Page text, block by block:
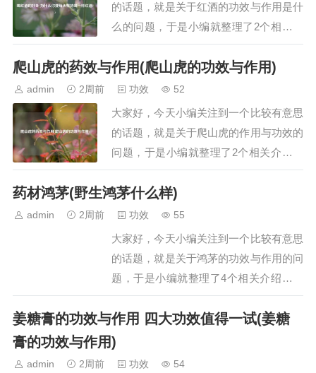
的话题，就是关于红酒的功效与作用是什
么的问题，于是小编就整理了2个相关介
绍红酒的功效与作用是什么的解答，让我
们一起看看吧。文章目录：喝红酒的好处
为什么你要每天坚持喝一杯红酒?一、喝
红酒的好处喝红酒的好处主要包括补充营
养、产生保健效果、美容养颜以及促进睡
眠，具体如下…
爬山虎的药效与作用(爬山虎的功效与作用)
admin 2周前 功效 52
大家好，今天小编关注到一个比较有意思
的话题，就是关于爬山虎的作用与功效的
问题，于是小编就整理了2个相关介绍爬
山虎的作用与功效的解答，让我们一起看
看吧。文章目录：爬山虎的药效与作用爬
山虎的功效与作用一、爬山虎的药效与作
用爬山虎具有祛风通络、活血解毒的药
效，可治疗风湿关节痛，外用可治疗跌打
损伤、痈疖肿毒…
药材鸿茅(野生鸿茅什么样)
admin 2周前 功效 55
大家好，今天小编关注到一个比较有意思
的话题，就是关于鸿茅的功效与作用的问
题，于是小编就整理了4个相关介绍鸿茅
的功效与作用的解答，让我们一起看看
吧。文章目录：药材鸿茅野生鸿茅什么样
鸿茅植物长的什么样看看图片野生鸿茅什
么样一、药材鸿茅药材鸿茅，又称大青，
姜糖膏的功效与作用 四大功效值得一试(姜糖
膏的功效与作用)
admin 2周前 功效 54